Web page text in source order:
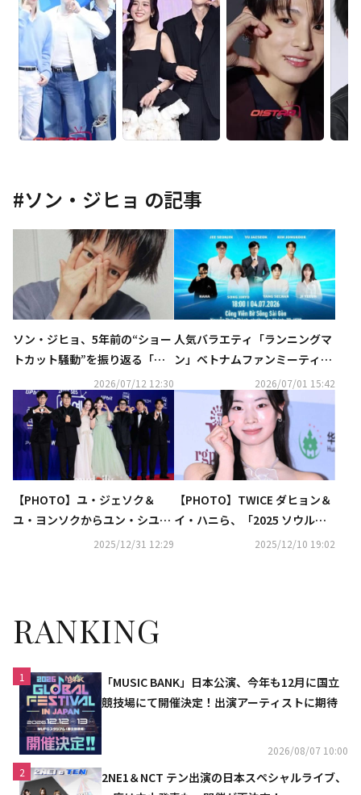
#ソン・ジヒョ の記事
ソン・ジヒョ、5年前の“ショー
トカット騒動”を振り返る「私
が謝るべき」（動画あり）
2026/07/12 12:30
人気バラエティ「ランニングマ
ン」ベトナムファンミーティン
グが急遽中止に…非難の声も
2026/07/01 15:42
【PHOTO】ユ・ジェソク＆
ユ・ヨンソクからユン・シユン
まで「2025 SBS芸能大賞」レ
2025/12/31 12:29
【PHOTO】TWICE ダヒョン＆
イ・ハニら、「2025 ソウル国
際映画大賞」に出席（動画あ
2025/12/10 19:02
RANKING
1
「MUSIC BANK」日本公演、今年も12月に国立
競技場にて開催決定！出演アーティストに期待
2026/08/07 10:00
2
2NE1＆NCT テン出演の日本スペシャルライブ、